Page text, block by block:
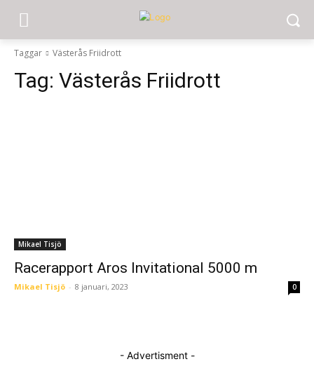
Taggar Västerås Friidrott
Tag: Västerås Friidrott
Mikael Tisjö
Racerapport Aros Invitational 5000 m
Mikael Tisjö - 8 januari, 2023 0
- Advertisment -